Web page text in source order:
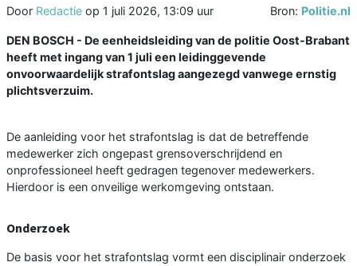
Door Redactie op 1 juli 2026, 13:09 uur Bron: Politie.nl
DEN BOSCH - De eenheidsleiding van de politie Oost-Brabant
heeft met ingang van 1 juli een leidinggevende
onvoorwaardelijk strafontslag aangezegd vanwege ernstig
plichtsverzuim.
De aanleiding voor het strafontslag is dat de betreffende
medewerker zich ongepast grensoverschrijdend en
onprofessioneel heeft gedragen tegenover medewerkers.
Hierdoor is een onveilige werkomgeving ontstaan.
Onderzoek
De basis voor het strafontslag vormt een disciplinair onderzoek